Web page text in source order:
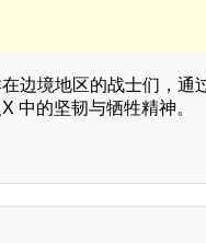
边境地区的战士们，通
中的坚韧与牺牲精神。